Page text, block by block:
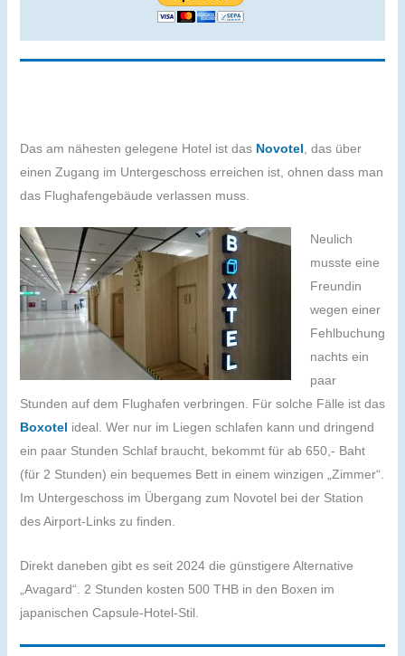
Das am nähesten gelegene Hotel ist das Novotel , das über
einen Zugang im Untergeschoss erreichen ist, ohnen dass man
das Flughafengebäude verlassen muss.
Neulich
musste eine
Freundin
wegen einer
Fehlbuchung
nachts ein
paar
Stunden auf dem Flughafen verbringen. Für solche Fälle ist das
Boxotel ideal. Wer nur im Liegen schlafen kann und dringend
ein paar Stunden Schlaf braucht, bekommt für ab 650,- Baht
(für 2 Stunden) ein bequemes Bett in einem winzigen „Zimmer“.
Im Untergeschoss im Übergang zum Novotel bei der Station
des Airport-Links zu finden.
Direkt daneben gibt es seit 2024 die günstigere Alternative
„Avagard“. 2 Stunden kosten 500 THB in den Boxen im
japanischen Capsule-Hotel-Stil.